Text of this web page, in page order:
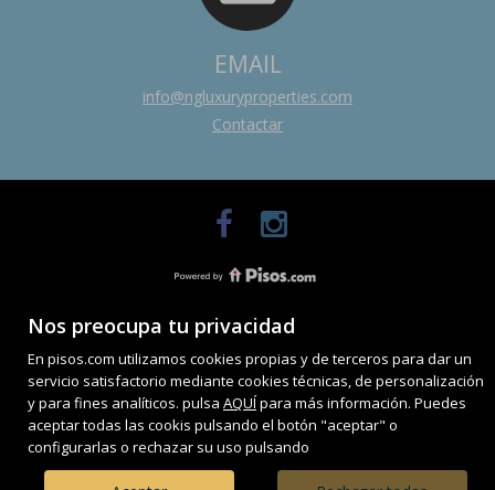
Nos preocupa tu privacidad
En pisos.com utilizamos cookies propias y de terceros para dar un
servicio satisfactorio mediante cookies técnicas, de personalización
y para fines analíticos. pulsa AQUÍpara más información. Puedes
aceptar todas las cookis pulsando el botón "aceptar" o
configurarlas o rechazar su uso pulsando
EMAIL
info@ngluxuryproperties.com
Contactar